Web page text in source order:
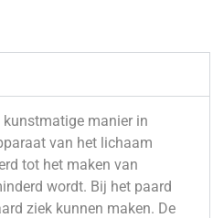
manier in
van het lichaam
tot het maken van
wordt. Bij het paard
ziek kunnen maken. De